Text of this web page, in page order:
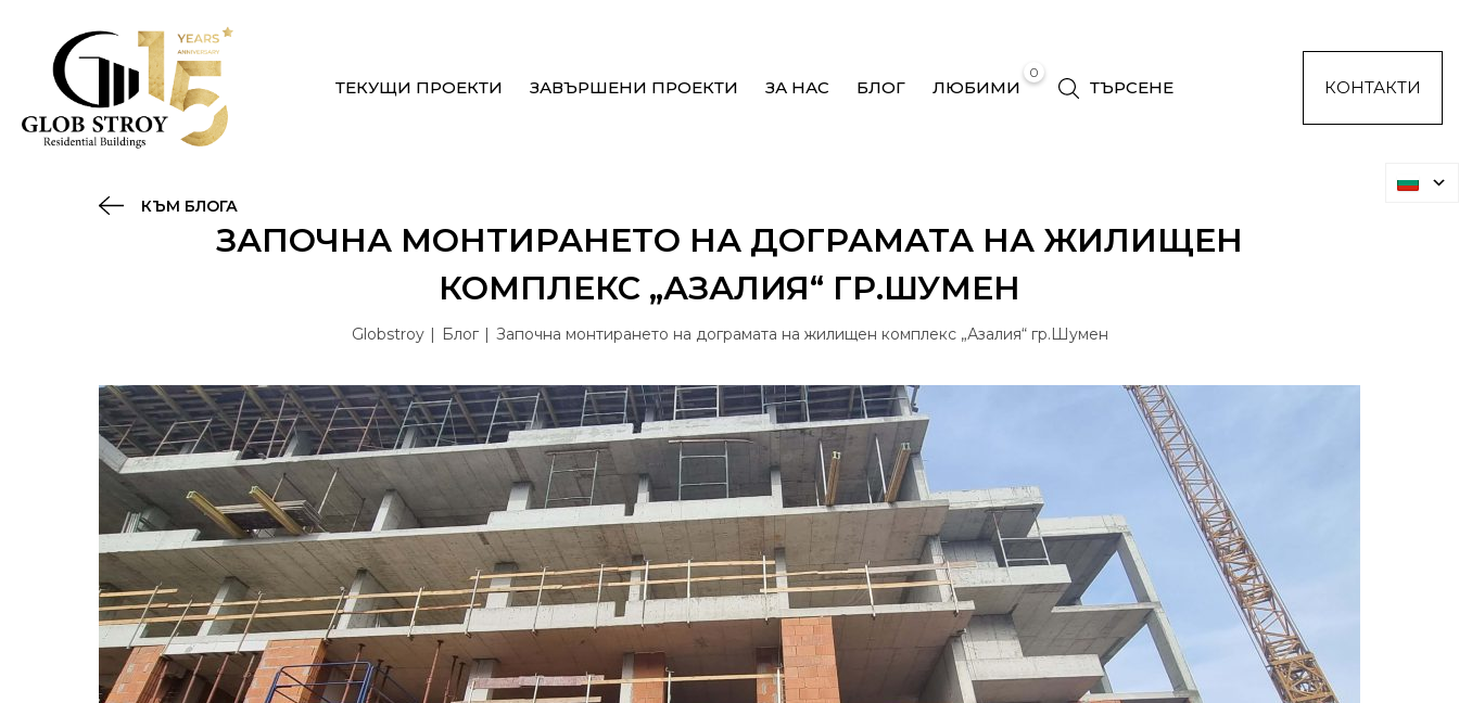
ТЕКУЩИ ПРОЕКТИ ЗАВЪРШЕНИ ПРОЕКТИ ЗА НАС БЛОГ
0
ЛЮБИМИ ТЪРСЕНЕ КОНТАКТИ
КЪМ БЛОГА
ЗАПОЧНА МОНТИРАНЕТО НА ДОГРАМАТА НА ЖИЛИЩЕН
КОМПЛЕКС „АЗАЛИЯ“ ГР.ШУМЕН
Globstroy Блог Започна монтирането на дограмата на жилищен комплекс „Азалия“ гр.Шумен